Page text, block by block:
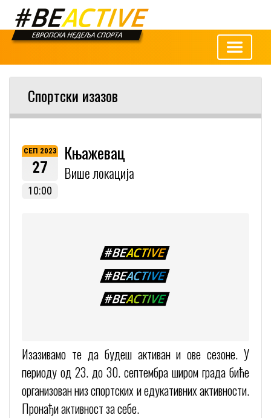
Спортски изазов
СЕП 2023
27
10:00
Књажевац
Више локација
Изазивамо те да будеш активан и ове сезоне. У
периоду од 23. до 30. септембра широм града биће
организован низ спортских и едукативних активности.
Пронађи активност за себе.